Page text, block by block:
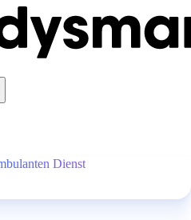
Dienst